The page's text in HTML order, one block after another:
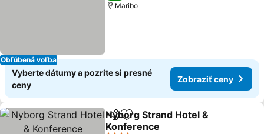
Obľúbená voľba
Maribo
Vyberte dátumy a pozrite si presné
ceny
Zobraziť ceny
ZdieľaťPridať do obľúbených
Nyborg Strand Hotel &
Konference